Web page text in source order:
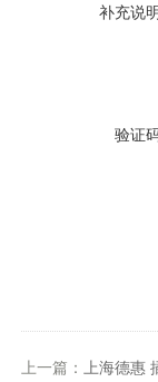
补充说
验证
上一篇：
上海德惠